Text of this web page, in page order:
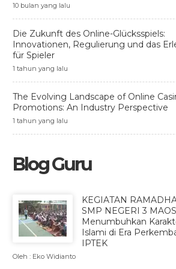
10 bulan yang lalu
Die Zukunft des Online-Glücksspiels:
Innovationen, Regulierung und das
für Spieler
1 tahun yang lalu
The Evolving Landscape of Online
Promotions: An Industry Perspective
1 tahun yang lalu
Blog Guru
KEGIATAN
SMP NEGERI 3
Menumbuhkan
Islami di Era
IPTEK
Oleh : Eko Widianto